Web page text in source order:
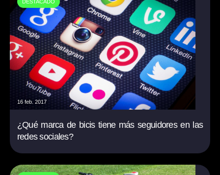
DESTACADO
16 feb. 2017
¿Qué marca de bicis tiene más seguidores en las
redes sociales?